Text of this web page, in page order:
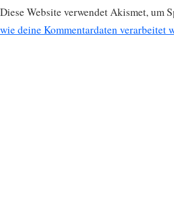
Diese Website verwendet Akismet, um
wie deine Kommentardaten verarbeitet